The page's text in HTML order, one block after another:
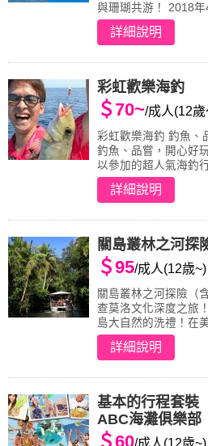
與珊瑚共游！ 2018年
詳細說明
彩虹歡樂海釣
＄70~/成人(12歲
彩虹歡樂海釣 釣魚、
釣魚、品嘗，開心好
以參加的超人氣海釣
詳細說明
關島叢林之河探
＄95/成人(12歳~)
關島叢林之河探險（
查莫洛文化深度之旅
島大自然的洗禮！在
詳細說明
基本的行程套裝
ABC海灘俱樂部
＄60/成人(12歳~)